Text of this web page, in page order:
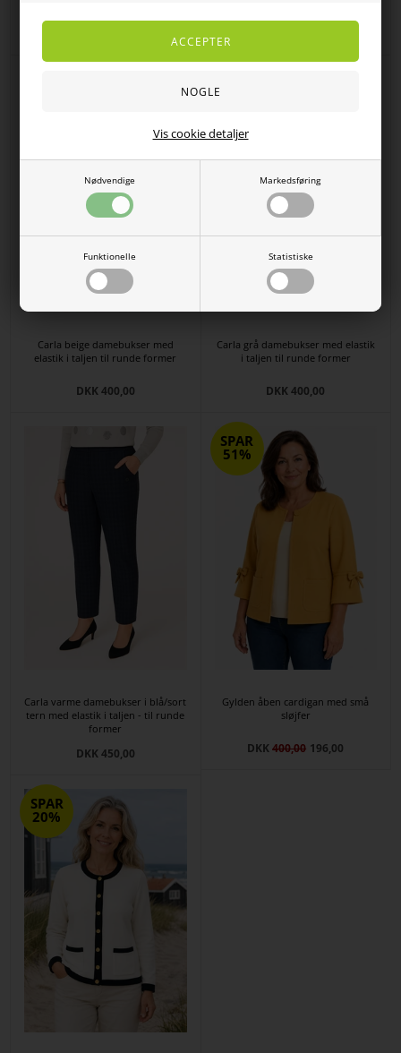
Nødvendige Markedsføring
Funktionelle Statistiske
Vis cookie detaljer
Carla beige damebukser med
elastik i taljen til runde former
DKK 400,00
Carla grå damebukser med elastik
i taljen til runde former
DKK 400,00
Carla varme damebukser i blå/sort
tern med elastik i taljen - til runde
former
DKK 450,00
SPAR
51%
Gylden åben cardigan med små
sløjfer
DKK400,00 196,00
SPAR
20%